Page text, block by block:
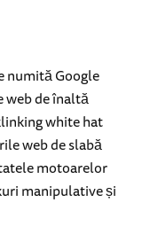
numită Google
web de înaltă
white hat
web de slabă
motoarelor
manipulative și